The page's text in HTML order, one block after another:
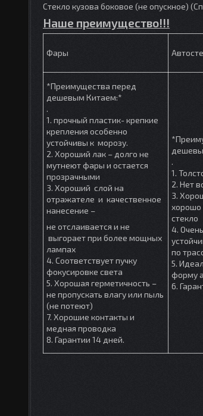
Стекло кузова боковое (не опускное)
Наше преимущество!!!
Фары
*Преимущества перед
дешевым Китаем:*
.
1. прочный пластик- крепкие
крепления особенно
устойчивы к морозу.
2. Хороший лак – долго не
мутнеют фары и остается
прозрачными
3. Хороший слой на
отражателе и качественное
нанесение –
не отслаивается и не
выгорает при более мощных
лампах
4. Соответствует пучку
фокусировке света
5. Хорошая герметичность –
не пропускать влагу или пыль
(не потеют)
7. Хорошие контакты и
медная проводка
8. Гарантии 14 дней.
.
1.
2. Нет
3.
хорошо
стекло
4.
по
5.
форму
6.